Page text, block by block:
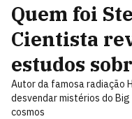
Quem foi
Cientista
estudos
Autor da famosa radiação
desvendar mistérios do
cosmos